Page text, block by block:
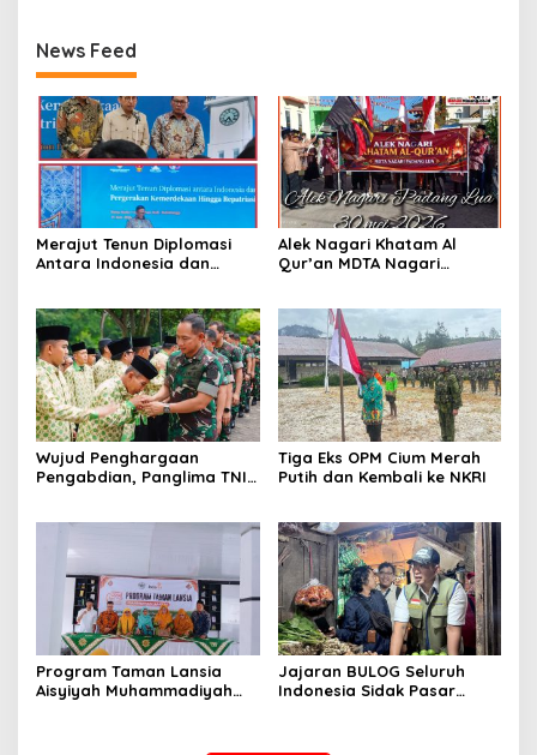
News Feed
Merajut Tenun Diplomasi
Antara Indonesia dan
Alek Nagari Khatam Al
Qur’an MDTA Nagari
Wujud Penghargaan
Pengabdian, Panglima TNI
Tiga Eks OPM Cium Merah
Putih dan Kembali ke NKRI
Program Taman Lansia
Aisyiyah Muhammadiyah
Jajaran BULOG Seluruh
Indonesia Sidak Pasar